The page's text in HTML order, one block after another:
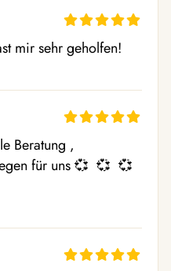
mir sehr geholfen!
Beratung ,
für uns 💞  💞  💞